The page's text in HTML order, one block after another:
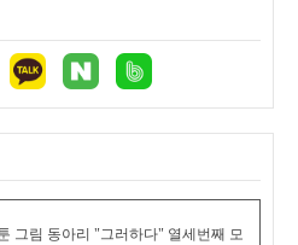
그림 동아리 "그러하다" 열세번째 모